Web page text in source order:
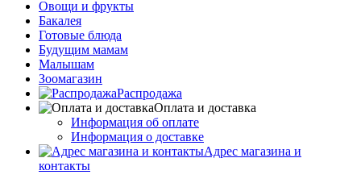
Овощи и фрукты
Бакалея
Готовые блюда
Будущим мамам
Малышам
Зоомагазин
Распродажа
Оплата и доставка
Информация об оплате
Информация о доставке
Адрес магазина и
контакты